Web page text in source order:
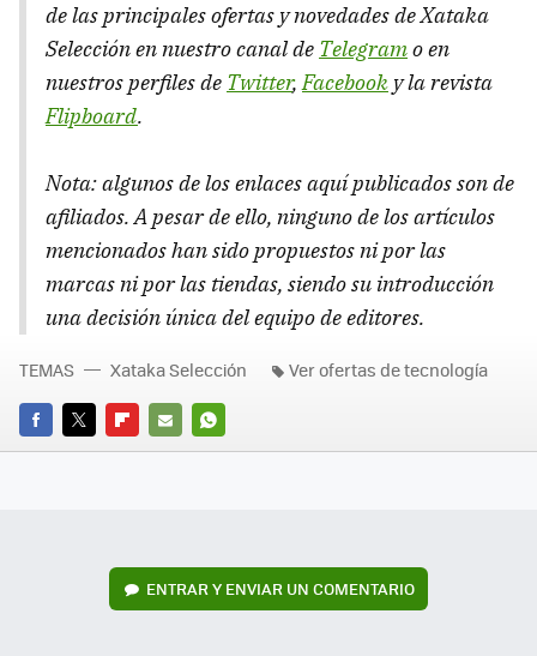
de las principales ofertas y novedades de Xataka
Selección en nuestro canal de Telegramo en
nuestros perfiles de Twitter,Facebook y la revista
Flipboard.
Nota: algunos de los enlaces aquí publicados son de
afiliados. A pesar de ello, ninguno de los artículos
mencionados han sido propuestos ni por las
marcas ni por las tiendas, siendo su introducción
una decisión única del equipo de editores.
FACEBOOK
TWITTERFLIPBOARD
E-
WHATSAPP
TEMAS Xataka Selección Ver ofertas de tecnología
ENTRAR Y ENVIAR UN COMENTARIO